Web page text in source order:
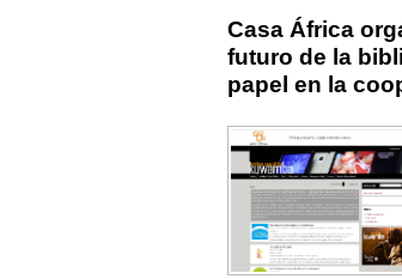
Casa África
futuro de la
papel en la